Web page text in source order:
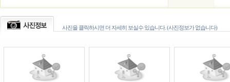
사진을 클릭하시면 더 자세히 보실수 있습니다. (사진정보가 없습니다)